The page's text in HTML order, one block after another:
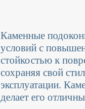
Каменные
условий с
стойкостью к
сохраняя свой
эксплуатации.
делает его